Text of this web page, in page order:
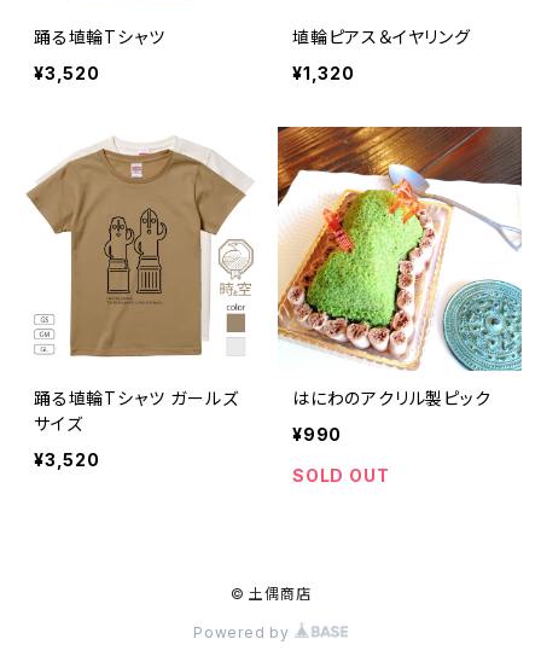
踊る埴輪Tシャツ
¥3,520
埴輪ピアス＆イヤリング
¥1,320
踊る埴輪Tシャツ ガールズ
サイズ
¥3,520
はにわのアクリル製ピック
¥990
SOLD OUT
© 土偶商店
Powered by